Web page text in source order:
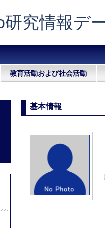
研究情報デ
教育活動および社会活動
基本情報